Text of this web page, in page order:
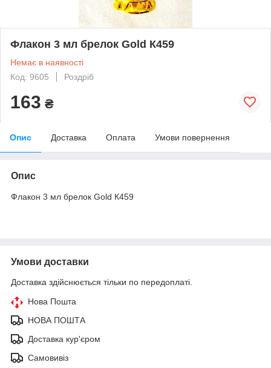
Флакон 3 мл брелок Gold К459
Немає в наявності
Код: 9605
Роздріб
163 ₴
Опис Доставка Оплата Умови повернення
Опис
Флакон 3 мл брелок Gold К459
Умови доставки
Доставка здійснюється тільки по передоплаті.
Нова Пошта
НОВА ПОШТА
Доставка кур'єром
Самовивіз